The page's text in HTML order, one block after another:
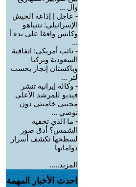
وال ...
- عاجل | إذاعة الجيش
الإسرائيلي: نتنياهو
وكاتس وافقا على بدء أ
...
- نائب أمريكي: اتفاقية
السعودية وتركيا
وباكستان إنجاز يحسب
لتر ...
- وكالة إيرانية تنشر
فيديو للمرشد الأعلى
مجتبى خامنئي دون
توضي ...
- ما الذي تخفيه
الشمس؟ أدق صور
لسطحها تكشف أسرار
دواماتها
المزيد.....
احدث الأخبار المهمة